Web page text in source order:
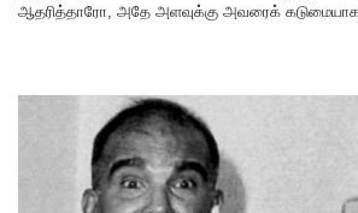
ஆதரித்தாரோ, அதே அளவுக்கு அவரைக்